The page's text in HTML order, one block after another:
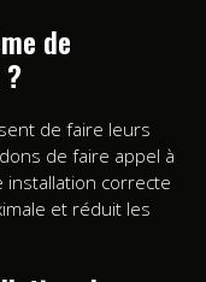
de
de faire leurs
de faire appel à
installation correcte
et réduit les